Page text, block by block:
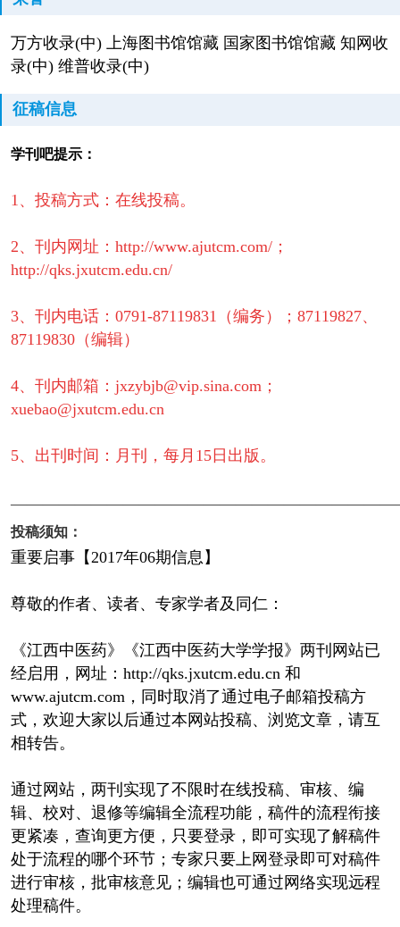
万方收录(中) 上海图书馆馆藏 国家图书馆馆藏 知网收
录(中) 维普收录(中)
征稿信息
学刊吧提示：
1、投稿方式：在线投稿。
2、刊内网址：http://www.ajutcm.com/；
http://qks.jxutcm.edu.cn/
3、刊内电话： 0791-87119831（编务）；87119827、
87119830（编辑）
4、刊内邮箱：jxzybjb@vip.sina.com；
xuebao@jxutcm.edu.cn
5、出刊时间：月刊，每月15日出版。
投稿须知：
重要启事【2017年06期信息】
尊敬的作者、读者、专家学者及同仁：
《江西中医药》《江西中医药大学学报》两刊网站已
经启用，网址：http://qks.jxutcm.edu.cn 和
www.ajutcm.com，同时取消了通过电子邮箱投稿方
式，欢迎大家以后通过本网站投稿、浏览文章，请互
相转告。
通过网站，两刊实现了不限时在线投稿、审核、编
辑、校对、退修等编辑全流程功能，稿件的流程衔接
更紧凑，查询更方便，只要登录，即可实现了解稿件
处于流程的哪个环节；专家只要上网登录即可对稿件
进行审核，批审核意见；编辑也可通过网络实现远程
处理稿件。